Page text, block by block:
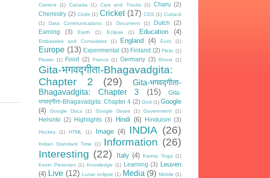
Camera
(1) Canada (1) Cars and Trucks (1) Charu (2)
Chemistry (2) Code (1) Cricket (17) CSS (1) Cuttack
(1)
Data Communications (1) Document (1) Dutch
(2)
Earning
(3) Earth (1) Eclipse (1) Education (4)
Embassies and Consulates (1) England (4) Euro (1)
Europe (13) Experimental (3) Finland (2) Flickr (1)
Flower (1) Food (2) France (1) Germany (3) Ghost (1)
Gita-भगवद्गीता-Bhagavadgita:
Chapter 2
(29)
Gita-भगवद्गीता-
Bhagavadgita: Chapter 3
(15)
Gita-
भगवद्गीता-Bhagavadgita: Chapter 4 (2) God (1) Google
(4)
Google Docs (1) Google Gears (1) Government (1)
Helsinki (2) Highlights (3) Hindi (6) Hinduism (3)
Hockey (1) HTML (1) Image (4) INDIA (26)
Indian Standard Time (1) Information (26)
Interesting (22) Italy (4) Karma Yoga (1)
Kevin Pietersen (1) Knowledge (1) Learning (3)
Leuven
(4) Live (12) Lunar eclipse (1) Media (9) Mobile (1)